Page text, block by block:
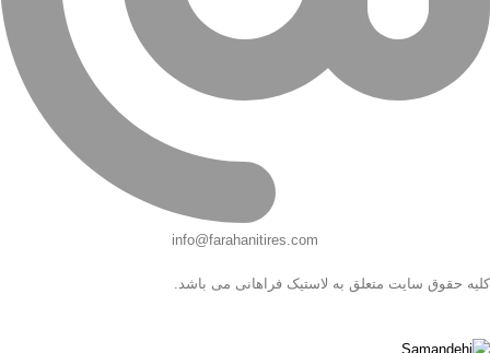
info@farahanitires.com
کلیه حقوق سایت متعلق به لاستیک فراهانی می باشد.